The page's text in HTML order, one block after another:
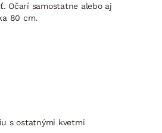
Očarí samostatne alebo aj
80 cm.
s ostatnými kvetmi